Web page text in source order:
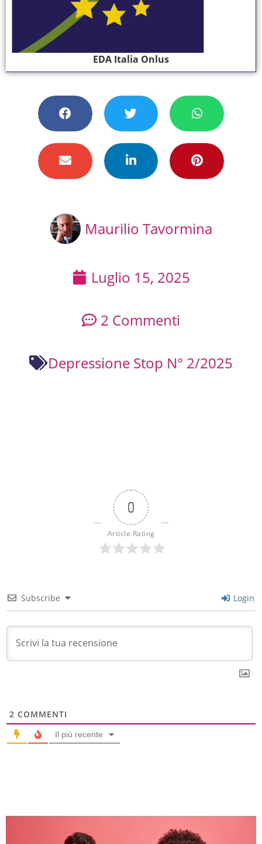
EDA Italia Onlus
Maurilio Tavormina
Luglio 15, 2025
2 Commenti
Depressione Stop N° 2/2025
0
Article Rating
Subscribe Login
2 COMMENTI
Il più recente